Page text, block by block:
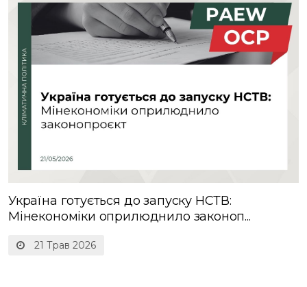
21 Трав 2026
Україна готується до запуску НСТВ:
Мінекономіки оприлюднило законоп...